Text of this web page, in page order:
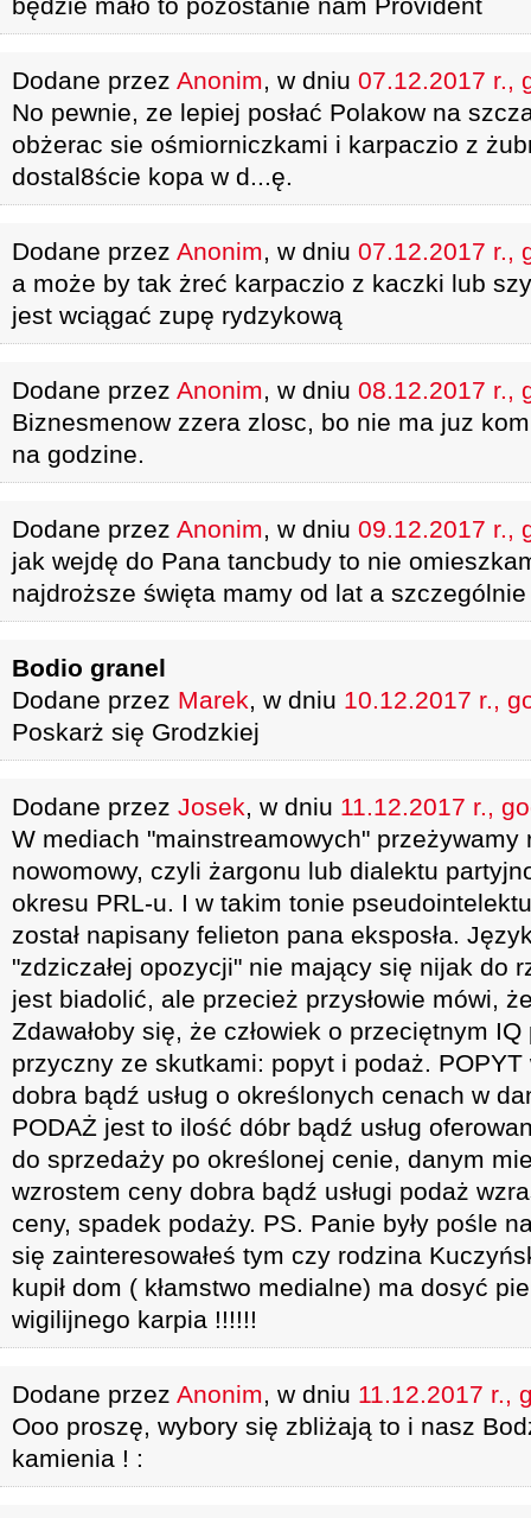
Dodane przez Anonim, w dniu 07.12.2017 r.,
No pewnie, ze lepiej posłać Polakow na
obżerac sie ośmiorniczkami i karpaczio z
dostal8ście kopa w d...ę.
Dodane przez Anonim, w dniu 07.12.2017 r.,
a może by tak żreć karpaczio z kaczki lub
jest wciągać zupę rydzykową
Dodane przez Anonim, w dniu 08.12.2017 r.,
Biznesmenow zzera zlosc, bo nie ma juz
na godzine.
Dodane przez Anonim, w dniu 09.12.2017 r.,
jak wejdę do Pana tancbudy to nie
najdroższe święta mamy od lat a
Bodio granel
Dodane przez Marek, w dniu 10.12.2017 r.,
Poskarż się Grodzkiej
Dodane przez Josek, w dniu 11.12.2017 r.,
W mediach "mainstreamowych" przeżywamy
nowomowy, czyli żargonu lub dialektu
okresu PRL-u. I w takim tonie
został napisany felieton pana eksposła.
"zdziczałej opozycji" nie mający się nijak do
jest biadolić, ale przecież przysłowie mówi,
Zdawałoby się, że człowiek o przeciętnym
przyczny ze skutkami: popyt i podaż.
dobra bądź usług o określonych cenach w
PODAŻ jest to ilość dóbr bądź usług
do sprzedaży po określonej cenie, danym
wzrostem ceny dobra bądź usługi podaż
ceny, spadek podaży. PS. Panie były pośle
się zainteresowałeś tym czy rodzina
kupił dom ( kłamstwo medialne) ma dosyć
wigilijnego karpia !!!!!!
Dodane przez Anonim, w dniu 11.12.2017 r.,
Ooo proszę, wybory się zbliżają to i nasz
kamienia ! :